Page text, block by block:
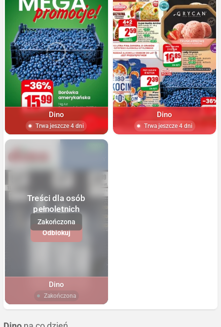
Dino
Trwa jeszcze 4 dni
Dino
Trwa jeszcze 4 dni
Treści dla osób
pełnoletnich
Odblokuj
Dino
Zakończona